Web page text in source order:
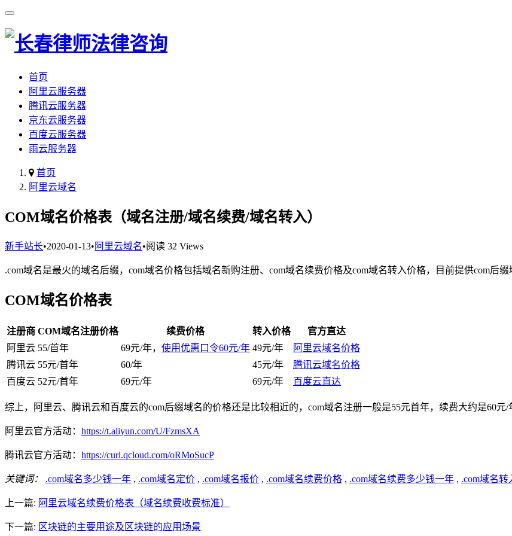
首页
阿里云服务器
腾讯云服务器
京东云服务器
百度云服务器
雨云服务器
首页
阿里云域名
COM域名价格表（域名注册/域名续费/域名转入）
新手站长•2020-01-13• 阿里云域名•阅读 32 Views
.com域名是最火的域名后缀，com域名价格包括域名新购注册、com域名续费价格及com域名转入价格，目前提供com后
COM域名价格表
注册商 COM域名注册价格 续费价格 转入价格
官方直达
阿里云 55/首年 69元/年， 使用优惠口令60元/年 49元/年
阿里云域名价格
腾讯云 55元/首年 60/年 45元/年
腾讯云域名价格
百度云 52元/首年 69元/年 69元/年 百度云直达
综上，阿里云、腾讯云和百度云的com后缀域名的价格还是比较相近的，com域名注册一般是55元首年，续费大约是60元/
阿里云官方活动： https://t.aliyun.com/U/FzmsXA
腾讯云官方活动： https://curl.qcloud.com/oRMoSucP
关键词： .com域名多少钱一年 , .com域名定价 , .com域名报价 , .com域名续费价格 , .com域名续费多少钱一年 , .com域名转
上一篇: 阿里云域名续费价格表（域名续费收费标准）
下一篇: 区块链的主要用途及区块链的应用场景